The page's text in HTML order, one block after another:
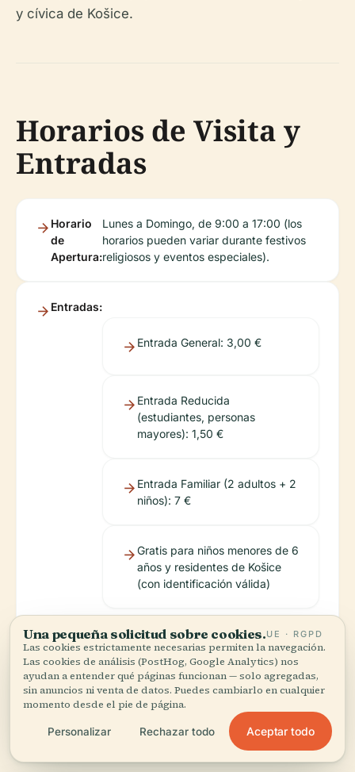
y cívica de Košice.
Horarios de Visita y
Entradas
Horario
de
Apertura:
Lunes a Domingo, de 9:00 a 17:00 (los
horarios pueden variar durante festivos
religiosos y eventos especiales).
Entradas:
Entrada General: 3,00 €
Entrada Reducida
(estudiantes, personas
mayores): 1,50 €
Entrada Familiar (2 adultos + 2
niños): 7 €
Gratis para niños menores de 6
años y residentes de Košice
(con identificación válida)
Las entradas se pueden comprar in situ o en línea a
través delsitio web oficial de turismo de Košice.
Una pequeña solicitud sobre cookies.UE · RGPD
Las cookies estrictamente necesarias permiten la navegación.
Las cookies de análisis (PostHog, Google Analytics) nos
ayudan a entender qué páginas funcionan — solo agregadas,
sin anuncios ni venta de datos. Puedes cambiarlo en cualquier
momento desde el pie de página.
Personalizar Rechazar todo Aceptar todo